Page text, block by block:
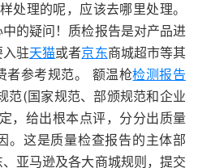
处理的呢，应该去哪里处理。
的疑问！质检报告是对产品进
驻天猫或者京东商城超市等其
者参考规范。 额温枪检测报告
范(国家规范、部颁规范和企业
，给出根本点评，分分出质量
。这是质量检查报告的主体部
亚马逊及各大商城规则，提交